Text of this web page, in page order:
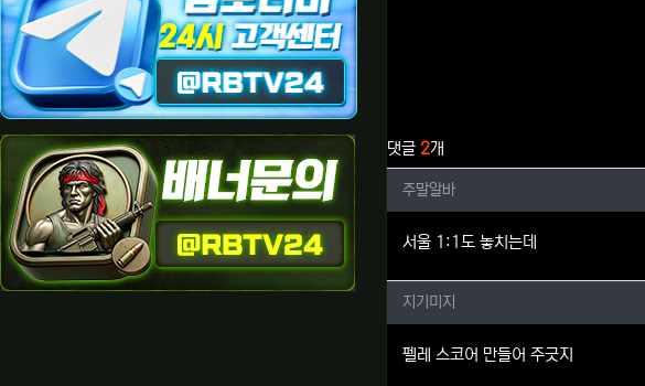
댓글 2개
주말알바님의 댓글
주말알바
서울 1:1도 놓치는데
지기미지님의 댓글
지기미지
펠레 스코어 만들어 주긋지
⛔람보티비 [공식보증업체 안내]